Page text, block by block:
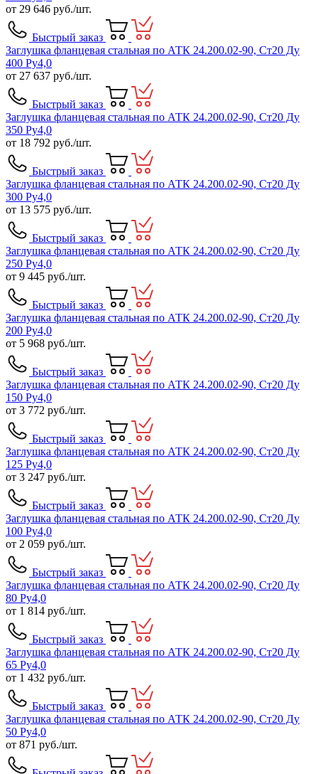
от 29 646 руб./шт.
Быстрый заказ
Заглушка фланцевая стальная по АТК 24.200.02-90, Ст20 Ду
400 Ру4,0
от 27 637 руб./шт.
Быстрый заказ
Заглушка фланцевая стальная по АТК 24.200.02-90, Ст20 Ду
350 Ру4,0
от 18 792 руб./шт.
Быстрый заказ
Заглушка фланцевая стальная по АТК 24.200.02-90, Ст20 Ду
300 Ру4,0
от 13 575 руб./шт.
Быстрый заказ
Заглушка фланцевая стальная по АТК 24.200.02-90, Ст20 Ду
250 Ру4,0
от 9 445 руб./шт.
Быстрый заказ
Заглушка фланцевая стальная по АТК 24.200.02-90, Ст20 Ду
200 Ру4,0
от 5 968 руб./шт.
Быстрый заказ
Заглушка фланцевая стальная по АТК 24.200.02-90, Ст20 Ду
150 Ру4,0
от 3 772 руб./шт.
Быстрый заказ
Заглушка фланцевая стальная по АТК 24.200.02-90, Ст20 Ду
125 Ру4,0
от 3 247 руб./шт.
Быстрый заказ
Заглушка фланцевая стальная по АТК 24.200.02-90, Ст20 Ду
100 Ру4,0
от 2 059 руб./шт.
Быстрый заказ
Заглушка фланцевая стальная по АТК 24.200.02-90, Ст20 Ду
80 Ру4,0
от 1 814 руб./шт.
Быстрый заказ
Заглушка фланцевая стальная по АТК 24.200.02-90, Ст20 Ду
65 Ру4,0
от 1 432 руб./шт.
Быстрый заказ
Заглушка фланцевая стальная по АТК 24.200.02-90, Ст20 Ду
50 Ру4,0
от 871 руб./шт.